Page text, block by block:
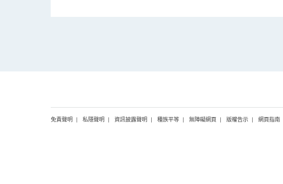
免責聲明 私隱聲明 資訊披露聲明 種族平等 無障礙網頁 版權告示 網頁指南